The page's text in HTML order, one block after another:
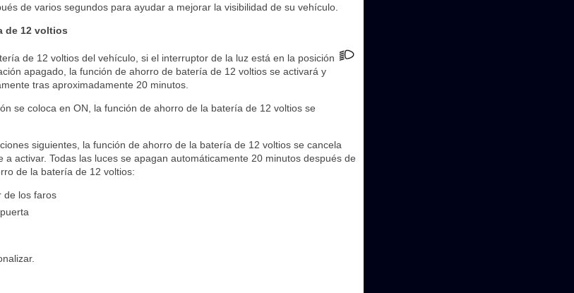
de varios segundos para ayudar a mejorar la visibilidad de su vehículo.
de 12 voltios
de 12 voltios del vehículo, si el interruptor de la luz está en la posición
apagado, la función de ahorro de batería de 12 voltios se activará y
tras aproximadamente 20 minutos.
se coloca en ON, la función de ahorro de la batería de 12 voltios se
siguientes, la función de ahorro de la batería de 12 voltios se cancela
a activar. Todas las luces se apagan automáticamente 20 minutos después de
de la batería de 12 voltios:
de los faros